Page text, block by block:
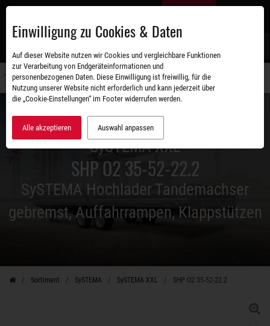
Zum
SySTEMA XXL
SHP O2 35-52-22.2
SySTEMA Hochlader Tandemachser
gebremst, Auffahrrampen, Klappstützen
Sortiment SySTEMA SySTEMA XXL SHP O2 35-52-22.2
Einwilligung zu Cookies & Daten
Auf dieser Website nutzen wir Cookies und vergleichbare Funktionen
zur Verarbeitung von Endgeräteinformationen und
personenbezogenen Daten. Diese Einwilligung ist freiwillig, für die
Nutzung unserer Website nicht erforderlich und kann jederzeit über
die „Cookie-Einstellungen“ im Footer widerrufen werden.
Alle akzeptieren Auswahl anpassen